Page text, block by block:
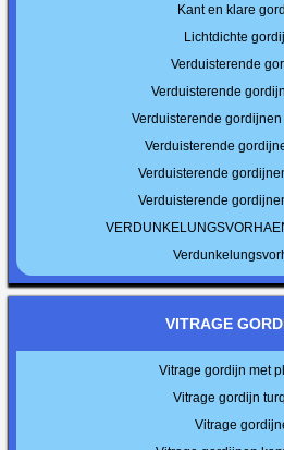
Kant en klare
Lichtdichte
Verduisterende
Verduisterende
Verduisterende
Verduisterende
Verduisterende
Verduisterende
VITRAGE
Vitrage gordijn met
Vitrage gordijn
Vitrage